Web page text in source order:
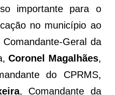
importante para o
no município ao
Geral da
Coronel Magalhães,
do CPRMS,
, Comandante da